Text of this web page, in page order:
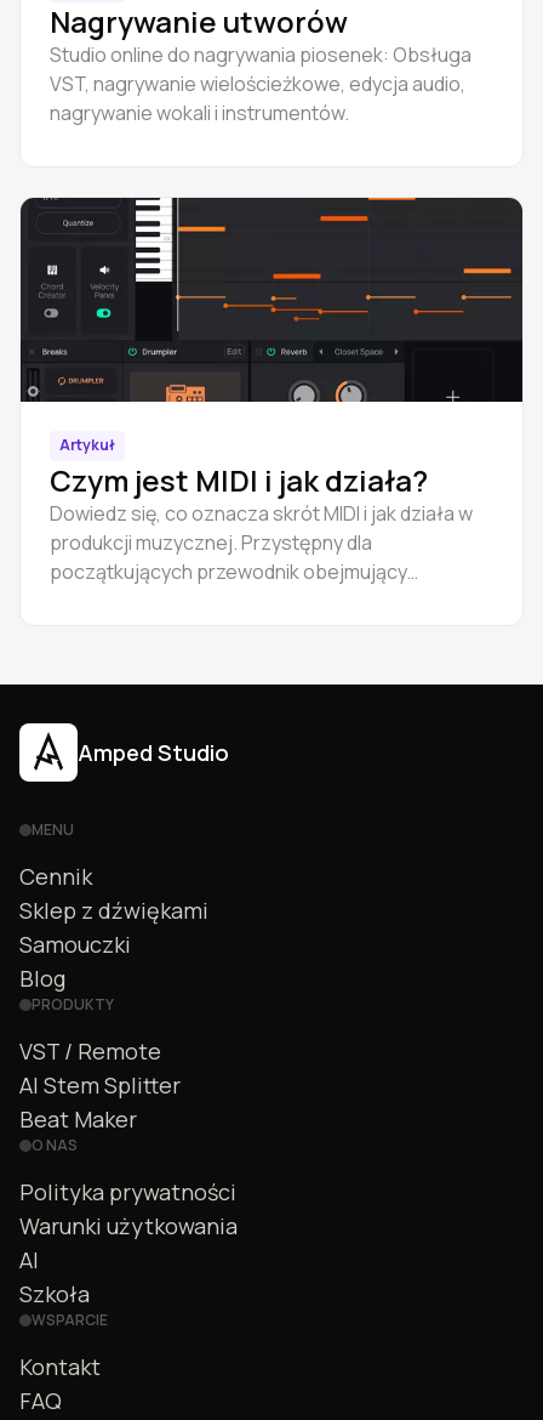
Nagrywanie utworów
Studio online do nagrywania piosenek: Obsługa
VST, nagrywanie wielościeżkowe, edycja audio,
nagrywanie wokali i instrumentów.
Artykuł
Czym jest MIDI i jak działa?
Dowiedz się, co oznacza skrót MIDI i jak działa w
produkcji muzycznej. Przystępny dla
początkujących przewodnik obejmujący
Amped Studio
MENU
Cennik
Sklep z dźwiękami
Samouczki
Blog
PRODUKTY
VST / Remote
AI Stem Splitter
Beat Maker
O NAS
Polityka prywatności
Warunki użytkowania
AI
Szkoła
WSPARCIE
Kontakt
FAQ